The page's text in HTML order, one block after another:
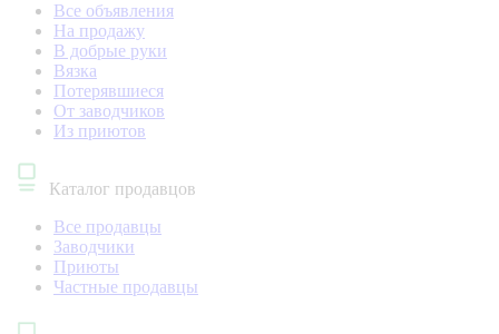
Все объявления
На продажу
В добрые руки
Вязка
Потерявшиеся
От заводчиков
Из приютов
Каталог продавцов
Все продавцы
Заводчики
Приюты
Частные продавцы